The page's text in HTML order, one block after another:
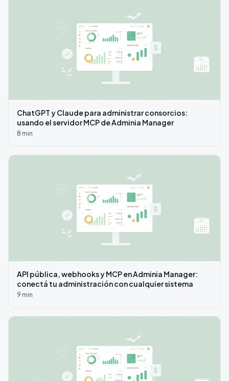
ChatGPT y Claude para administrar consorcios:
usando el servidor MCP de Adminia Manager
8 min
API pública, webhooks y MCP en Adminia Manager:
conectá tu administración con cualquier sistema
9 min